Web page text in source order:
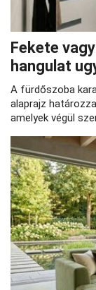
Fekete
hangulat
A fürdőszoba
alaprajz
amelyek végül